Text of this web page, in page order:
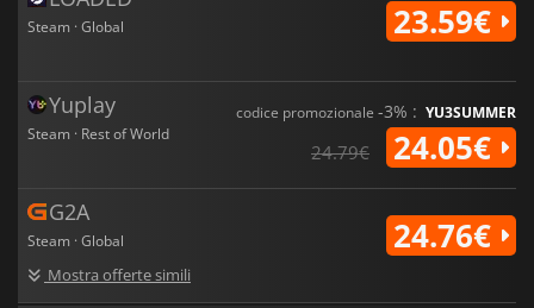
Steam · Global 23.59€
Yuplay
Steam · Rest of World
codice promozionale -3% : YU3SUMMER
24.79€ 24.05€
G2A
Steam · Global
Mostra offerte simili
24.76€